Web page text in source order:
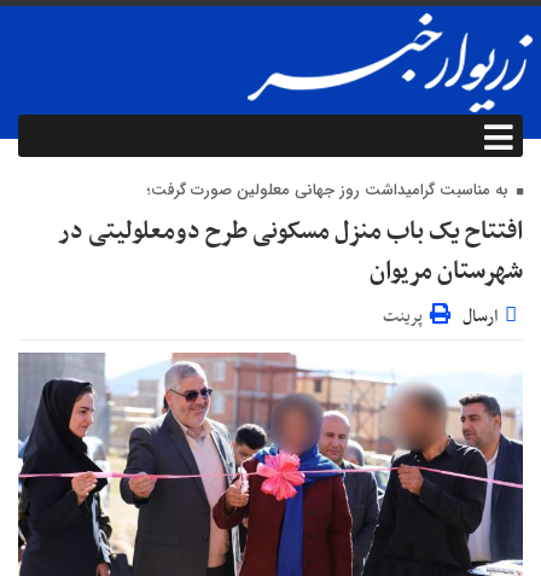
به مناسبت گرامیداشت روز جهانی معلولین صورت گرفت؛
افتتاح یک باب منزل مسکونی طرح دومعلولیتی در
شهرستان مریوان
ارسال پرینت